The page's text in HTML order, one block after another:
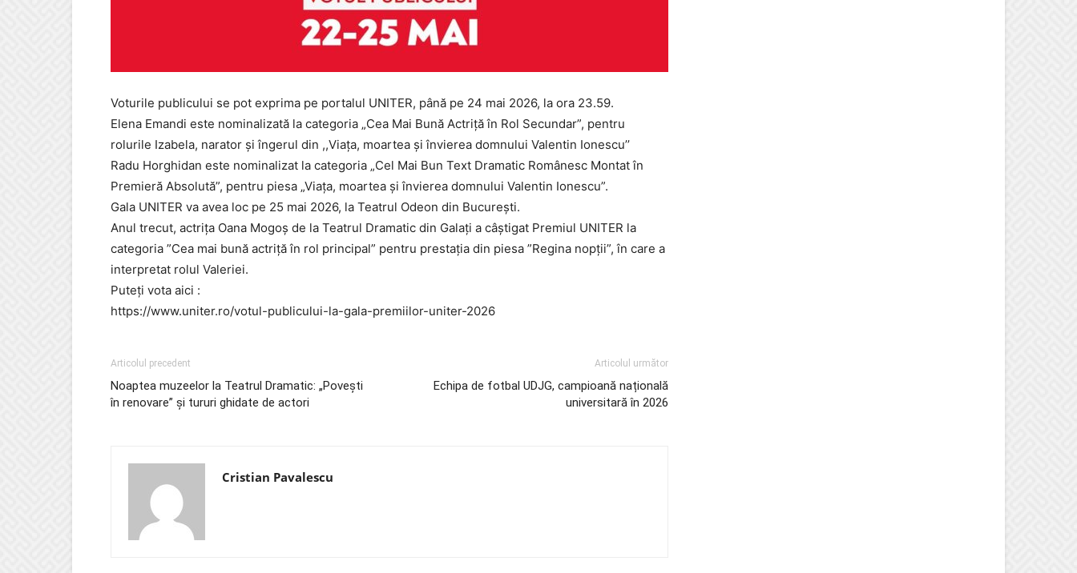
Voturile publicului se pot exprima pe portalul UNITER, până pe 24 mai 2026, la ora 23.59.
Elena Emandi este nominalizată la categoria „Cea Mai Bună Actriță în Rol Secundar”, pentru
rolurile Izabela, narator și îngerul din ,,Viața, moartea și învierea domnului Valentin Ionescu’’
Radu Horghidan este nominalizat la categoria „Cel Mai Bun Text Dramatic Românesc Montat în
Premieră Absolută”, pentru piesa „Viața, moartea și învierea domnului Valentin Ionescu”.
Gala UNITER va avea loc pe 25 mai 2026, la Teatrul Odeon din București.
Anul trecut, actrița Oana Mogoș de la Teatrul Dramatic din Galați a câștigat Premiul UNITER la
categoria ”Cea mai bună actriță în rol principal” pentru prestația din piesa ”Regina nopții”, în care a
interpretat rolul Valeriei.
Puteți vota aici :
https://www.uniter.ro/votul-publicului-la-gala-premiilor-uniter-2026
Articolul precedent
Noaptea muzeelor la Teatrul Dramatic: „Povești
în renovare” și tururi ghidate de actori
Articolul următor
Echipa de fotbal UDJG, campioană națională
universitară în 2026
Cristian Pavalescu